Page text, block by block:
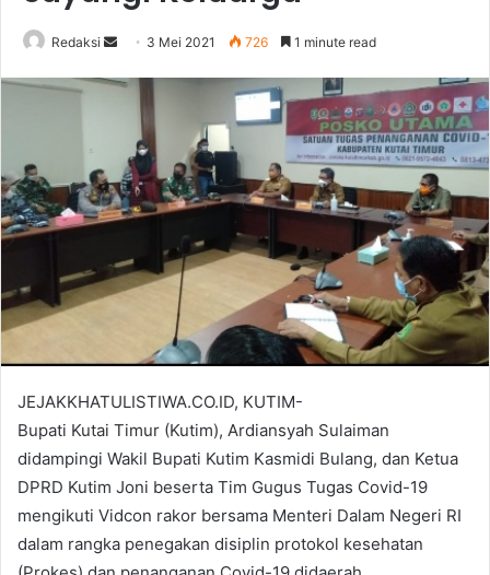
Redaksi
Send
email
3 Mei 2021 726 1 minute read
JEJAKKHATULISTIWA.CO.ID, KUTIM-
Bupati Kutai Timur (Kutim), Ardiansyah Sulaiman
didampingi Wakil Bupati Kutim Kasmidi Bulang, dan Ketua
DPRD Kutim Joni beserta Tim Gugus Tugas Covid-19
mengikuti Vidcon rakor bersama Menteri Dalam Negeri RI
dalam rangka penegakan disiplin protokol kesehatan